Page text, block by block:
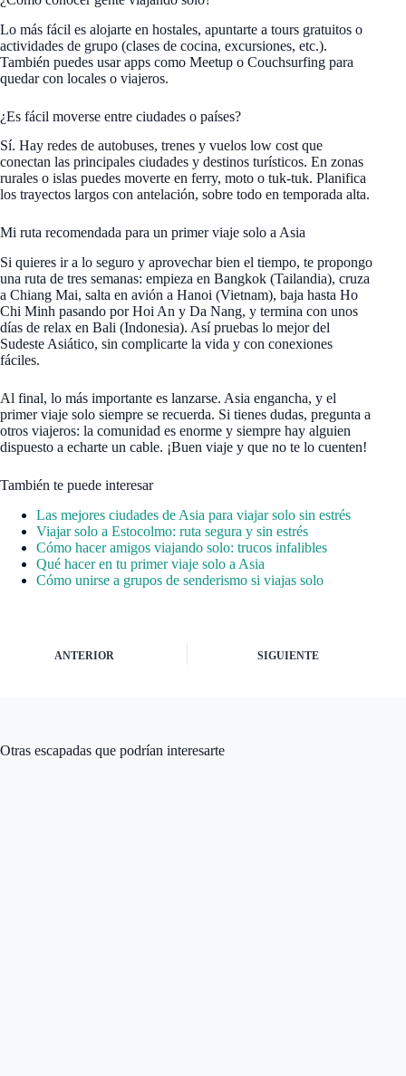
Lo más fácil es alojarte en hostales, apuntarte a tours gratuitos o
actividades de grupo (clases de cocina, excursiones, etc.).
También puedes usar apps como Meetup o Couchsurfing para
quedar con locales o viajeros.
¿Es fácil moverse entre ciudades o países?
Sí. Hay redes de autobuses, trenes y vuelos low cost que
conectan las principales ciudades y destinos turísticos. En zonas
rurales o islas puedes moverte en ferry, moto o tuk-tuk. Planifica
los trayectos largos con antelación, sobre todo en temporada alta.
Mi ruta recomendada para un primer viaje solo a Asia
Si quieres ir a lo seguro y aprovechar bien el tiempo, te propongo
una ruta de tres semanas: empieza en Bangkok (Tailandia), cruza
a Chiang Mai, salta en avión a Hanoi (Vietnam), baja hasta Ho
Chi Minh pasando por Hoi An y Da Nang, y termina con unos
días de relax en Bali (Indonesia). Así pruebas lo mejor del
Sudeste Asiático, sin complicarte la vida y con conexiones
fáciles.
Al final, lo más importante es lanzarse. Asia engancha, y el
primer viaje solo siempre se recuerda. Si tienes dudas, pregunta a
otros viajeros: la comunidad es enorme y siempre hay alguien
dispuesto a echarte un cable. ¡Buen viaje y que no te lo cuenten!
También te puede interesar
Las mejores ciudades de Asia para viajar solo sin estrés
Viajar solo a Estocolmo: ruta segura y sin estrés
Cómo hacer amigos viajando solo: trucos infalibles
Qué hacer en tu primer viaje solo a Asia
Cómo unirse a grupos de senderismo si viajas solo
ANTERIOR SIGUIENTE
Otras escapadas que podrían interesarte